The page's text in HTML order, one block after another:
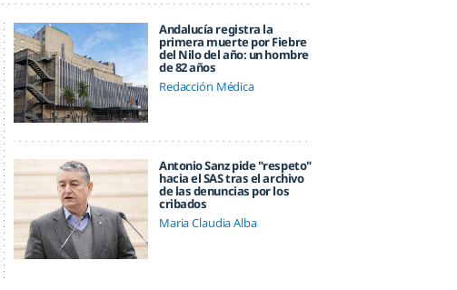
Andalucía registra la
primera muerte por Fiebre
del Nilo del año: un hombre
de 82 años
Redacción Médica
Antonio Sanz pide "respeto"
hacia el SAS tras el archivo
de las denuncias por los
cribados
Maria Claudia Alba